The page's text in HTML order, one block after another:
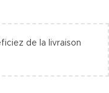
de la livraison